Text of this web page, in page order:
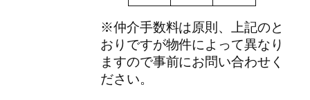
※仲介手数料は原則、上記のと
おりですが物件によって異なり
ますので事前にお問い合わせく
ださい。